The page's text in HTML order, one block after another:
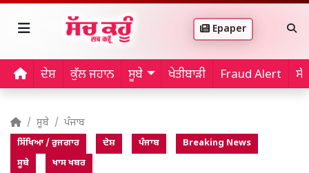
Epaper
ਦੇਸ਼ ਕੁੱਲ ਜਹਾਨ ਸੂਬੇ ਖੇਤੀਬਾੜੀ Fraud Alert
ਸੂਬੇ ਪੰਜਾਬ
ਸਿੱਖਿਆ / ਰੁਜਗਾਰ ਦੇਸ਼ ਪੰਜਾਬ
Breaking News
ਸੂਬੇ
ਖਾਸ ਖਬਰ